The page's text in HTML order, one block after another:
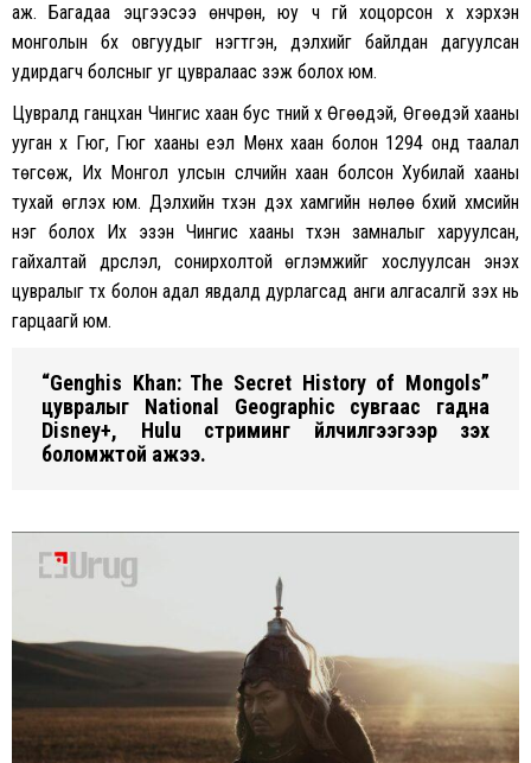
аж. Багадаа эцгээсээ өнчрөн, юу ч үгүй хоцорсон хүү хэрхэн
монголын бүх овгуудыг нэгтгэн, дэлхийг байлдан дагуулсан
удирдагч болсныг уг цувралаас үзэж болох юм.
Цувралд ганцхан Чингис хаан бус түүний хүү Өгөөдэй, Өгөөдэй хааны
ууган хүү Гүюг, Гүюг хааны үеэл Мөнх хаан болон 1294 онд таалал
төгсөж, Их Монгол улсын сүүлчийн хаан болсон Хубилай хааны
тухай өгүүлэх юм. Дэлхийн түүхэн дэх хамгийн нөлөө бүхий хүмүүсийн
нэг болох Их эзэн Чингис хааны түүхэн замналыг харуулсан,
гайхалтай дүрслэл, сонирхолтой өгүүлэмжийг хослуулсан энэхүү
цувралыг түүх болон адал явдалд дурлагсад анги алгасалгүй үзэх нь
гарцаагүй юм.
“Genghis Khan: The Secret History of Mongols”
цувралыг National Geographic сувгаас гадна
Disney+, Hulu стриминг үйлчилгээгээр үзэх
боломжтой ажээ.